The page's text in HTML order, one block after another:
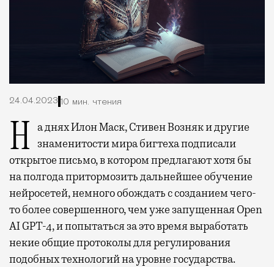
24.04.2023 10 мин. чтения
На днях Илон Маск, Стивен Возняк и другие
знаменитости мира бигтеха подписали
открытое письмо, в котором предлагают хотя бы
на полгода притормозить дальнейшее обучение
нейросетей, немного обождать с созданием чего-
то более совершенного, чем уже запущенная Open
AI GPT-4, и попытаться за это время выработать
некие общие протоколы для регулирования
подобных технологий на уровне государства.